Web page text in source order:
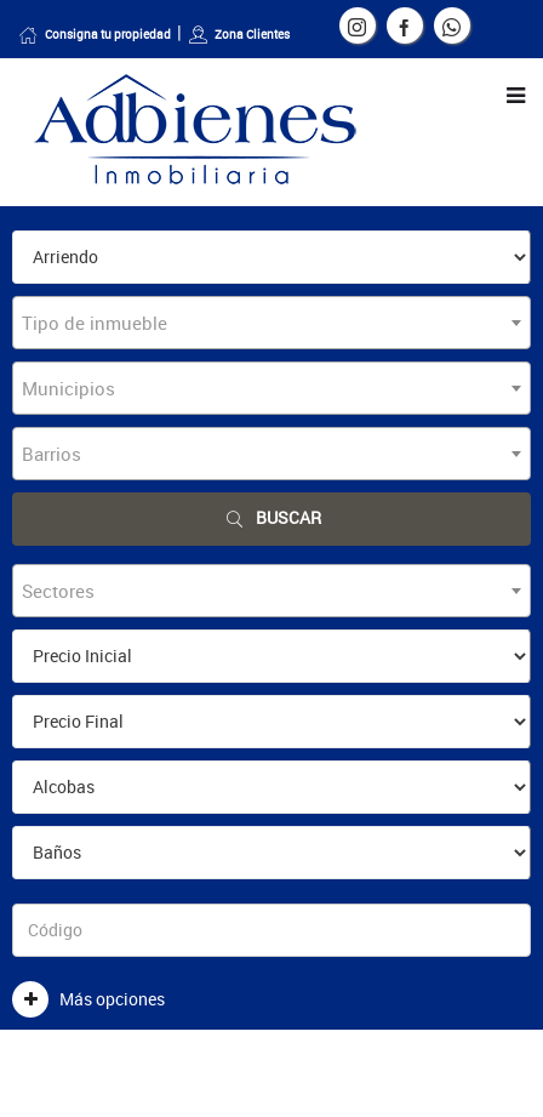
Consigna tu propiedad Zona Clientes
Tipo de inmueble
Municipios
Barrios
BUSCAR
Sectores
Más opciones